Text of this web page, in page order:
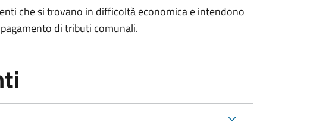
che si trovano in difficoltà economica e intendono
di tributi comunali.